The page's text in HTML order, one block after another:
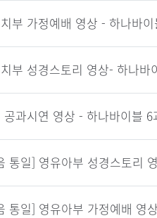
부 가정예배 영상 - 하나바
부 성경스토리 영상- 하나바
과시연 영상 - 하나바이블 6
통일] 영유아부 성경스토리
통일] 영유아부 가정예배 영